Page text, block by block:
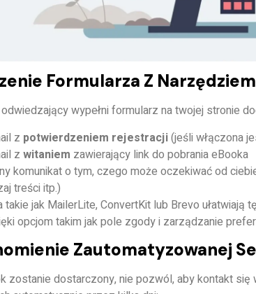
Formularza Z
wypełni formularz na twojej stronie
z potwierdzeniem rejestracji(jeśli włączona
z witaniem zawierający link do pobrania eBooka
komunikat o tym, czego może oczekiwać od
treści itp.)
takie jak MailerLite, ConvertKit lub Brevo ułatwiają
opcjom takim jak pole zgody i zarządzanie
Zautomatyzowanej
zostanie dostarczony, nie pozwól, aby kontakt się